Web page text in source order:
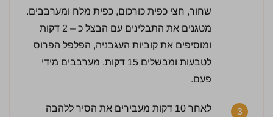
שחור, חצי כפית כורכום, כפית מלח ומערבבים.
מטגנים את התבלינים עם הבצל כ – 2 דקות
ומוסיפים את קוביות העגבניה, הפלפל הפרוס
לטבעות ומבשלים 15 דקות. מערבבים מידי
פעם.
3
לאחר 10 דקות מעבירים את הסיר ללהבה